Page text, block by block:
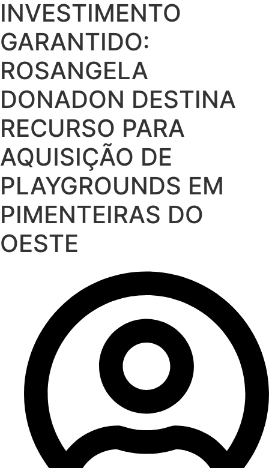
INVESTIMENTO
GARANTIDO:
ROSANGELA
DONADON DESTINA
RECURSO PARA
AQUISIÇÃO DE
PLAYGROUNDS EM
PIMENTEIRAS DO
OESTE